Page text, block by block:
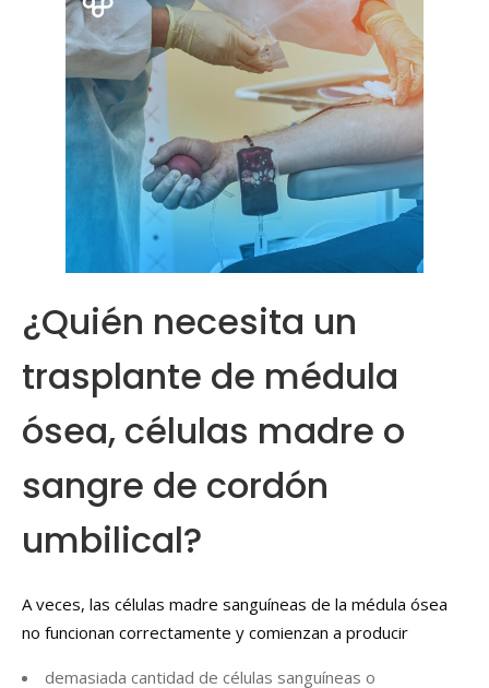
¿Quién necesita un
trasplante de médula
ósea, células madre o
sangre de cordón
umbilical?
A veces, las células madre sanguíneas de la médula ósea
no funcionan correctamente y comienzan a producir
demasiada cantidad de células sanguíneas o